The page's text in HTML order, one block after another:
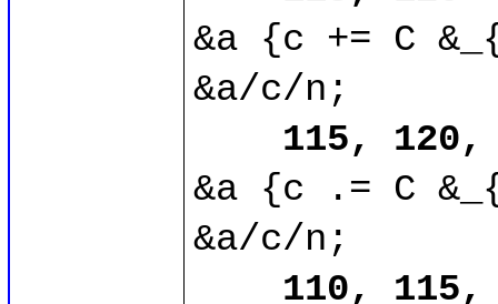
&a {c += C
&a/c/n;
115, 120,
&a {c .= C
&a/c/n;
110, 115,